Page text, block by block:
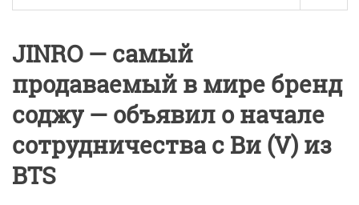
JINRO — самый
продаваемый в мире бренд
соджу — объявил о начале
сотрудничества с Ви (V) из
BTS